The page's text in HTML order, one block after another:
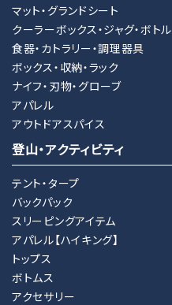
マット・グランドシート
クーラーボックス・ジャグ・ボトル
食器・カトラリー・調理器具
ボックス・収納・ラック
ナイフ・刃物・グローブ
アパレル
アウトドアスパイス
登山・アクティビティ
テント・タープ
バックパック
スリーピングアイテム
アパレル【ハイキング】
トップス
ボトムス
アクセサリー